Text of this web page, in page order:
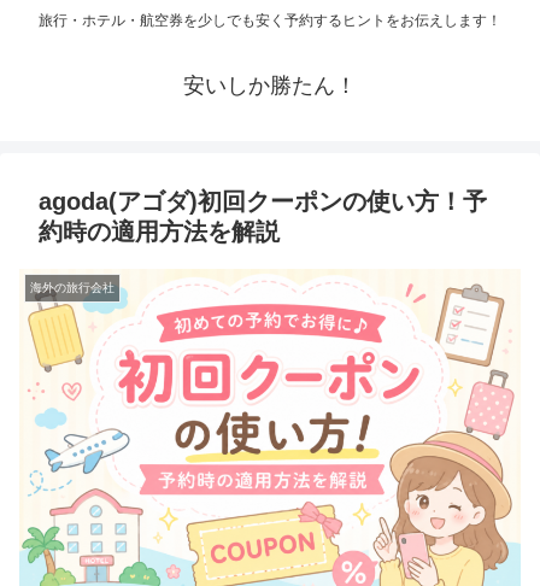
旅行・ホテル・航空券を少しでも安く予約するヒントをお伝えします！
安いしか勝たん！
agoda(アゴダ)初回クーポンの使い方！予
約時の適用方法を解説
海外の旅行会社